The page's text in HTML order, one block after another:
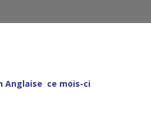
Anglaise ce mois-ci